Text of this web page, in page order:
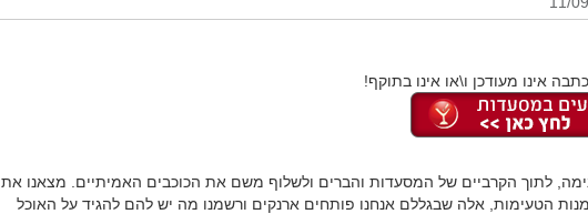
אינו מעודכן ו\או אינו בתוקף!
לתוך הקרביים של המסעדות והברים ולשלוף משם את הכוכבים האמיתיים. מצאנו את
הטעימות, אלה שבגללם אנחנו פותחים ארנקים ורשמנו מה יש להם להגיד על האוכל